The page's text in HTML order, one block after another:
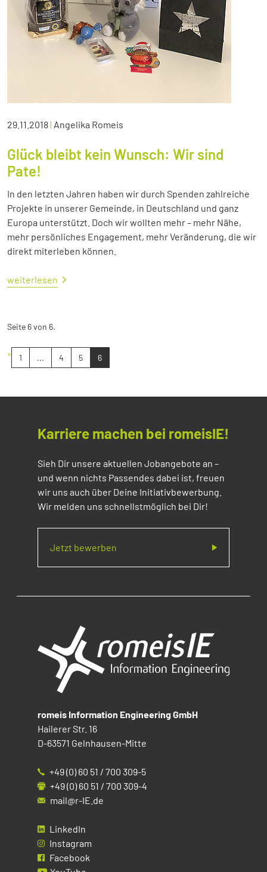
29.11.2018| Angelika Romeis
Glück bleibt kein Wunsch: Wir sind
Pate!
In den letzten Jahren haben wir durch Spenden zahlreiche
Projekte in unserer Gemeinde, in Deutschland und ganz
Europa unterstützt. Doch wir wollten mehr – mehr Nähe,
mehr persönliches Engagement, mehr Veränderung, die wir
direkt miterleben können.
weiterlesen
Seite 6 von 6.
« 1 ... 4 5 6
Karriere machen bei romeisIE!
Sieh Dir unsere aktuellen Jobangebote an –
und wenn nichts Passendes dabei ist, freuen
wir uns auch über Deine Initiativbewerbung.
Wir melden uns schnellstmöglich bei Dir!
Jetzt bewerben
romeis Information Engineering GmbH
Hailerer Str. 16
D-63571 Gelnhausen-Mitte
+49 (0) 60 51 / 700 309-5
+49 (0) 60 51 / 700 309-4
mail@r-IE.de
LinkedIn
Instagram
Facebook